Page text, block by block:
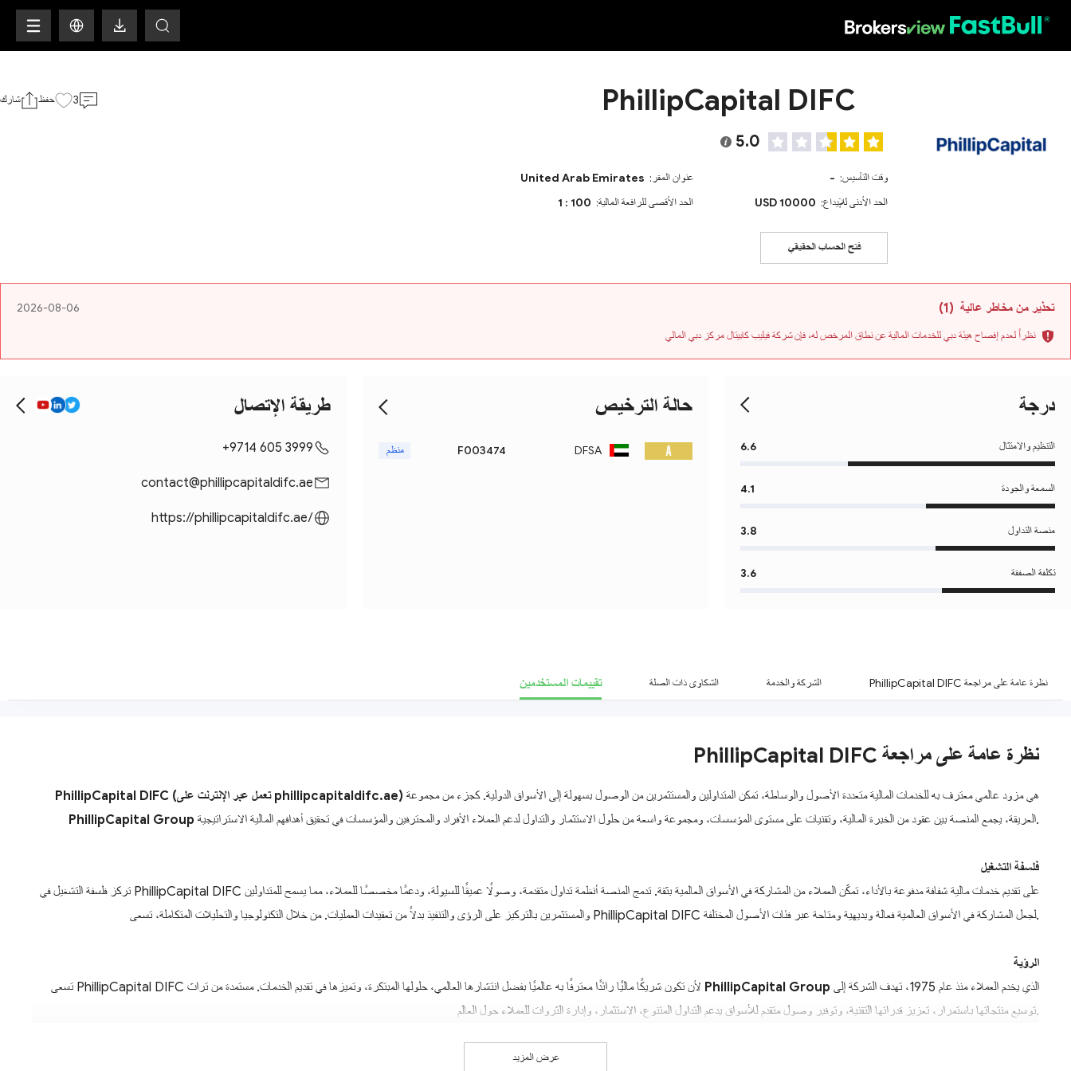
PhillipCapital DIFC
3 حفظ شارك
5.0
وقت التأسيس: -
الحد الأدنى للإيداع: 10000 USD
عنوان المقر: United Arab Emirates
الحد الأقصى للرافعة المالية: 1 : 100
فتح الحساب الحقيقي
تحذير من مخاطر عالية (1)
2026-08-06
نظراً لعدم إفصاح هيئة دبي للخدمات المالية عن نطاق المرخص له، فإن شركة فيليب كابيتال مركز دبي المالي
درجة
التنظيم والامتثال 6.6
السمعة والجودة 4.1
منصة التداول 3.8
تكلفة الصفقة 3.6
حالة الترخيص
A
DFSA
F003474 منظم
طريقة الإتصال
+9714 605 3999
contact@phillipcapitaldifc.ae
https://phillipcapitaldifc.ae/
نظرة عامة على مراجعة PhillipCapital DIFC الشركة والخدمة الشكاوى ذات الصلة تقييمات المستخدمين
نظرة عامة على مراجعة PhillipCapital DIFC
PhillipCapital DIFC (تعمل عبر الإنترنت على phillipcapitaldifc.ae) هي مزود عالمي معترف به للخدمات المالية متعددة الأصول والوساطة، تمكن المتداولين والمستثمرين من الوصول بسهولة إلى الأسواق الدولية. كجزء من مجموعة
PhillipCapital Group
العريقة، يجمع المنصة بين عقود من الخبرة المالية، وتقنيات على مستوى المؤسسات، ومجموعة واسعة من حلول الاستثمار والتداول لدعم العملاء الأفراد والمحترفين والمؤسسات في تحقيق أهدافهم المالية الاستراتيجية.
فلسفة التشغيل
تركز فلسفة التشغيل في PhillipCapital DIFC على تقديم خدمات مالية شفافة مدفوعة بالأداء، تمكّن العملاء من المشاركة في الأسواق العالمية بثقة. تدمج المنصة أنظمة تداول متقدمة، وصولًا عميقًا للسيولة، ودعمًا مخصصًا للعملاء، مما يسمح للمتداولين
والمستثمرين بالتركيز على الرؤى والتنفيذ بدلاً من تعقيدات العمليات. من خلال التكنولوجيا والتحليلات المتكاملة، تسعى PhillipCapital DIFC لجعل المشاركة في الأسواق العالمية فعالة وبديهية ومتاحة عبر فئات الأصول المختلفة.
الرؤية
PhillipCapital Group
توسيع منتجاتها باستمرار، تعزيز قدراتها التقنية، وتوفير وصول متقدم للأسواق يدعم التداول المتنوع، الاستثمار، وإدارة الثروات للعملاء حول العالم.
عرض المزيد